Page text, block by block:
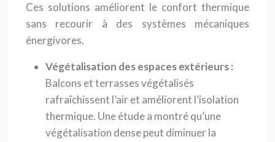
Ces solutions améliorent le confort thermique
sans recourir à des systèmes mécaniques
énergivores.
Végétalisation des espaces extérieurs :
Balcons et terrasses végétalisés
rafraîchissent l’air et améliorent l’isolation
thermique. Une étude a montré qu’une
végétalisation dense peut diminuer la